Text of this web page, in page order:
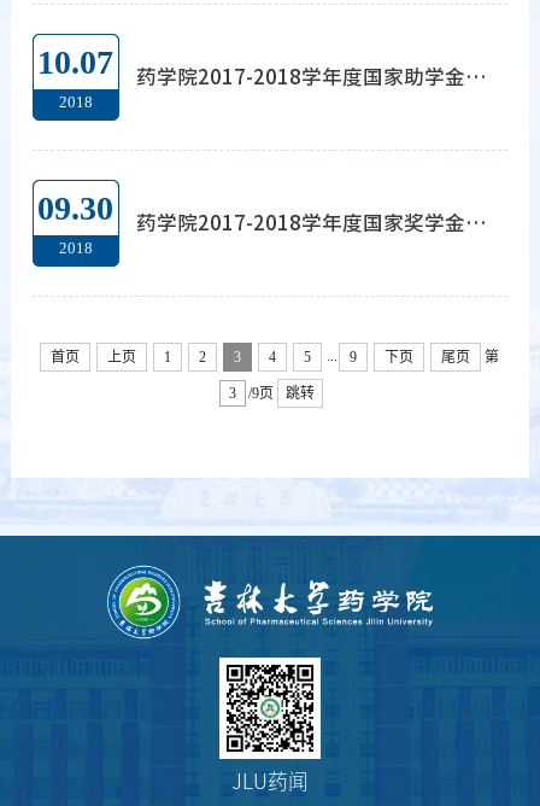
10.07
2018
药学院2017-2018学年度国家助学金获奖名单公示
09.30
2018
药学院2017-2018学年度国家奖学金获奖名单公示
首页 上页 1 2 3 4 5 ... 9 下页 尾页 第
/9页 跳转
JLU药闻